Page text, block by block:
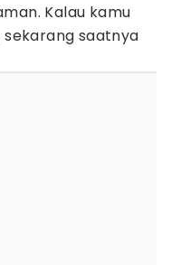
Kalau kamu
sekarang saatnya